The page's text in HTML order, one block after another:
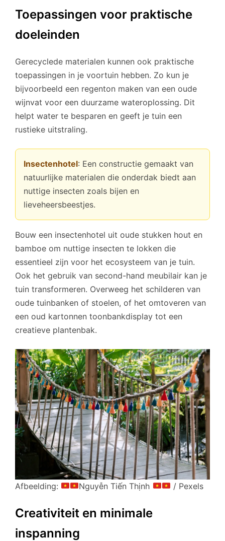
Toepassingen voor praktische
doeleinden
Gerecyclede materialen kunnen ook praktische
toepassingen in je voortuin hebben. Zo kun je
bijvoorbeeld een regenton maken van een oude
wijnvat voor een duurzame wateroplossing. Dit
helpt water te besparen en geeft je tuin een
rustieke uitstraling.
Insectenhotel: Een constructie gemaakt van
natuurlijke materialen die onderdak biedt aan
nuttige insecten zoals bijen en
lieveheersbeestjes.
Bouw een insectenhotel uit oude stukken hout en
bamboe om nuttige insecten te lokken die
essentieel zijn voor het ecosysteem van je tuin.
Ook het gebruik van second-hand meubilair kan je
tuin transformeren. Overweeg het schilderen van
oude tuinbanken of stoelen, of het omtoveren van
een oud kartonnen toonbankdisplay tot een
creatieve plantenbak.
Afbeelding: Nguyễn Tiến Thịnh / Pexels
Creativiteit en minimale
inspanning